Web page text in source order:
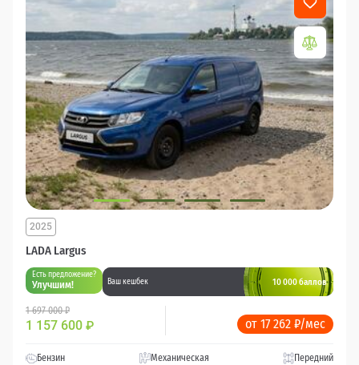
LADA Largus
2025
Есть предложение?
Улучшим! Ваш кешбек 10 000 баллов
1 697 000 ₽
1 157 600 ₽ от 17 262 ₽/мес
Бензин Механическая Передний